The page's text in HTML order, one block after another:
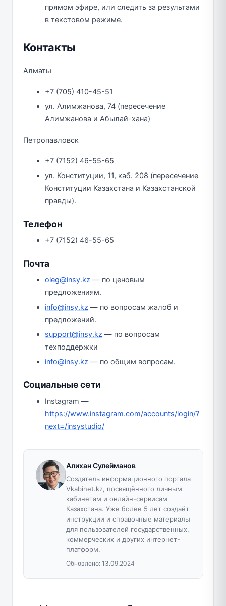
прямом эфире, или следить за результами
в текстовом режиме.
Контакты
Алматы
+7 (705) 410-45-51
ул. Алимжанова, 74 (пересечение
Алимжанова и Абылай-хана)
Петропавловск
+7 (7152) 46-55-65
ул. Конституции, 11, каб. 208 (пересечение
Конституции Казахстана и Казахстанской
правды).
Телефон
+7 (7152) 46-55-65
Почта
oleg@insy.kz — по ценовым
предложениям.
info@insy.kz — по вопросам жалоб и
предложений.
support@insy.kz — по вопросам
техподдержки
info@insy.kz — по общим вопросам.
Социальные сети
Instagram —
https://www.instagram.com/accounts/login/?
next=/insystudio/
Алихан Сулейманов
Создатель информационного портала
Vkabinet.kz, посвящённого личным
кабинетам и онлайн-сервисам
Казахстана. Уже более 5 лет создаёт
инструкции и справочные материалы
для пользователей государственных,
коммерческих и других интернет-
платформ.
Обновлено: 13.09.2024